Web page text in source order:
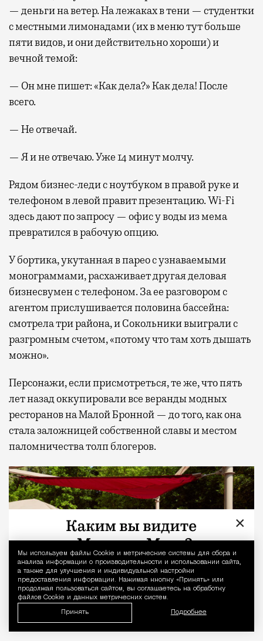
Уведомление
Мы используем файлы Сookie и метрические системы для сбора и
анализа информации о производительности и использовании сайта,
а также для улучшения и индивидуальной настройки
предоставления информации. Нажимая кнопку «Принять» или
продолжая пользоваться сайтом, вы соглашаетесь на обработку
файлов Cookie и данных метрических систем.
Принять Подробнее
— деньги на ветер. На лежаках в тени — студентки
с местными лимонадами (их в меню тут больше
пяти видов, и они действительно хороши) и
вечной темой:
— Он мне пишет: «Как дела?» Как дела! После
всего.
— Не отвечай.
— Я и не отвечаю. Уже 14 минут молчу.
Рядом бизнес-леди с ноутбуком в правой руке и
телефоном в левой правит презентацию. Wi-Fi
здесь дают по запросу — офис у воды из мема
превратился в рабочую опцию.
У бортика, укутанная в парео с узнаваемыми
монограммами, расхаживает другая деловая
бизнесвумен с телефоном. За ее разговором с
агентом прислушивается половина бассейна:
смотрела три района, и Сокольники выиграли с
разгромным счетом, «потому что там хоть дышать
можно».
Персонажи, если присмотреться, те же, что пять
лет назад оккупировали все веранды модных
ресторанов на Малой Бронной — до того, как она
стала заложницей собственной славы и местом
паломничества толп блогеров.
×